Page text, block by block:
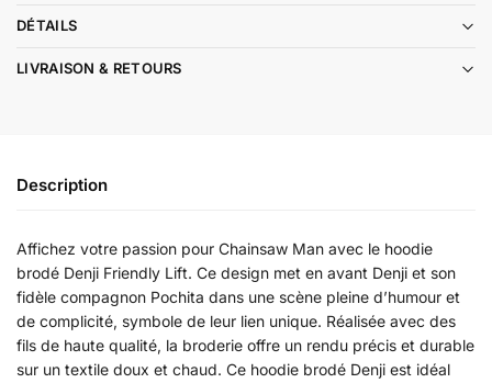
DÉTAILS
LIVRAISON & RETOURS
Description
Affichez votre passion pour Chainsaw Man avec le hoodie
brodé Denji Friendly Lift. Ce design met en avant Denji et son
fidèle compagnon Pochita dans une scène pleine d’humour et
de complicité, symbole de leur lien unique. Réalisée avec des
fils de haute qualité, la broderie offre un rendu précis et durable
sur un textile doux et chaud. Ce hoodie brodé Denji est idéal